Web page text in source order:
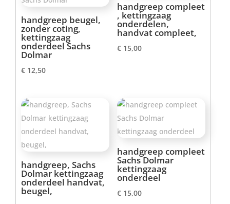
handgreep beugel,
zonder coting,
kettingzaag
onderdeel Sachs
Dolmar
€ 12,50
handgreep compleet
, kettingzaag
onderdelen,
handvat compleet,
€15,00
handgreep, Sachs
Dolmar kettingzaag
onderdeel handvat,
beugel,
handgreep compleet
Sachs Dolmar
kettingzaag
onderdeel
€15,00